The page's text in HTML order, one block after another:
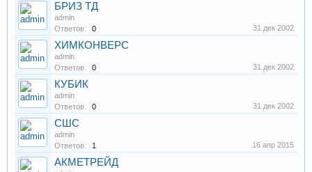
БРИЗ ТД
admin
Ответов:
0 31 дек 2002
ХИМКОНВЕРС
admin
Ответов:
0 31 дек 2002
КУБИК
admin
Ответов:
0 31 дек 2002
СШС
admin
Ответов:
1 16 апр 2015
АКМЕТРЕЙД